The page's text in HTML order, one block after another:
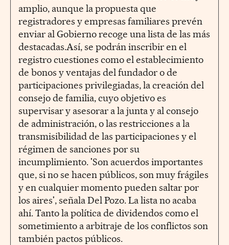
amplio, aunque la propuesta que
registradores y empresas familiares prevén
enviar al Gobierno recoge una lista de las más
destacadas.Así, se podrán inscribir en el
registro cuestiones como el establecimiento
de bonos y ventajas del fundador o de
participaciones privilegiadas, la creación del
consejo de familia, cuyo objetivo es
supervisar y asesorar a la junta y al consejo
de administración, o las restricciones a la
transmisibilidad de las participaciones y el
régimen de sanciones por su
incumplimiento. 'Son acuerdos importantes
que, si no se hacen públicos, son muy frágiles
y en cualquier momento pueden saltar por
los aires', señala Del Pozo. La lista no acaba
ahí. Tanto la política de dividendos como el
sometimiento a arbitraje de los conflictos son
también pactos públicos.